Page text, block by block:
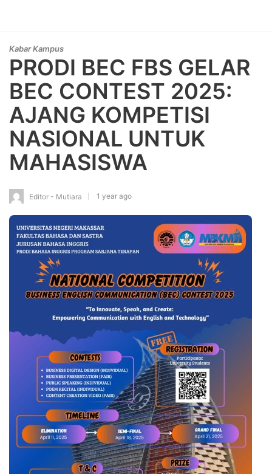
Kabar Kampus
PRODI BEC FBS GELAR
BEC CONTEST 2025:
AJANG KOMPETISI
NASIONAL UNTUK
MAHASISWA
Editor - Mutiara 1 year ago